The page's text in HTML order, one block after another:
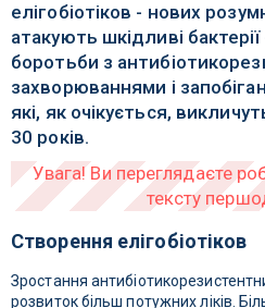
елігобіотіков - нових
атакують шкідливі
боротьби з
захворюваннями і
які, як очікується,
30 років.
Створення елігобіотіков
Зростання
розвиток більш потужних ліків.